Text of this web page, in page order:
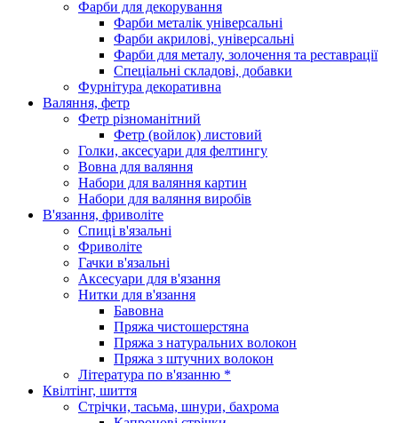
Фарби для декорування
Фарби металік універсальні
Фарби акрилові, універсальні
Фарби для металу, золочення та реставрації
Спеціальні складові, добавки
Фурнітура декоративна
Валяння, фетр
Фетр різноманітний
Фетр (войлок) листовий
Голки, аксесуари для фелтингу
Вовна для валяння
Набори для валяння картин
Набори для валяння виробів
В'язання, фриволіте
Спиці в'язальні
Фриволіте
Гачки в'язальні
Аксесуари для в'язання
Нитки для в'язання
Бавовна
Пряжа чистошерстяна
Пряжа з натуральних волокон
Пряжа з штучних волокон
Література по в'язанню *
Квілтінг, шиття
Стрічки, тасьма, шнури, бахрома